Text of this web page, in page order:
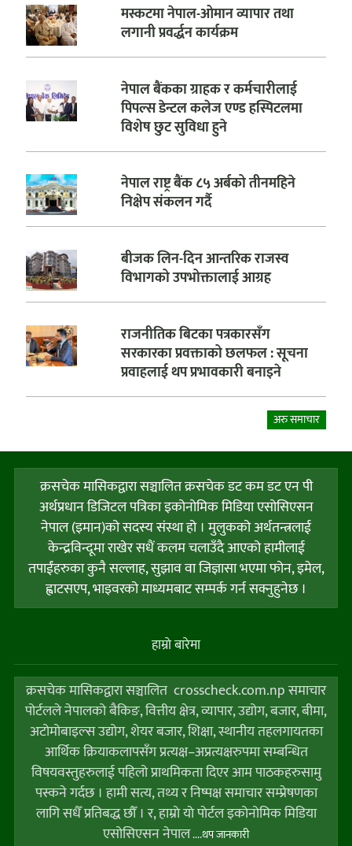
मस्कटमा नेपाल-ओमान व्यापार तथा
लगानी प्रवर्द्धन कार्यक्रम
नेपाल बैंकका ग्राहक र कर्मचारीलाई
पिपल्स डेन्टल कलेज एण्ड हस्पिटलमा
विशेष छुट सुविधा हुने
नेपाल राष्ट्र बैंक ८५ अर्बको तीनमहिने
निक्षेप संकलन गर्दै
बीजक लिन-दिन आन्तरिक राजस्व
विभागको उपभोक्तालाई आग्रह
राजनीतिक बिटका पत्रकारसँग
सरकारका प्रवक्ताको छलफल : सूचना
प्रवाहलाई थप प्रभावकारी बनाइने
अरु समाचार
क्रसचेक मासिकद्वारा सञ्चालित क्रसचेक डट कम डट एन पी
अर्थप्रधान डिजिटल पत्रिका इकोनोमिक मिडिया एसोसिएसन
नेपाल (इमान)को सदस्य संस्था हो । मुलुकको अर्थतन्त्रलाई
केन्द्रविन्दूमा राखेर सधैं कलम चलाउँदै आएको हामीलाई
तपाईंहरुका कुनै सल्लाह, सुझाव वा जिज्ञासा भएमा फोन, इमेल,
ह्वाटसएप, भाइवरको माध्यमबाट सम्पर्क गर्न सक्नुहुनेछ ।
हाम्राे बारेमा
क्रसचेक मासिकद्वारा सञ्चालित crosscheck.com.np समाचार
पोर्टलले नेपालको बैकिङ, वित्तीय क्षेत्र, व्यापार, उद्योग, बजार, बीमा,
अटोमोबाइल्स उद्योग, शेयर बजार, शिक्षा, स्थानीय तहलगायतका
आर्थिक क्रियाकलापसँग प्रत्यक्ष–अप्रत्यक्षरुपमा सम्बन्धित
विषयवस्तुहरुलाई पहिलो प्राथमिकता दिएर आम पाठकहरुसामु
पस्कने गर्दछ । हामी सत्य, तथ्य र निष्पक्ष समाचार सम्प्रेषणका
लागि सधैँ प्रतिबद्ध छौँ । र, हाम्राे याे पाेर्टल इकोनोमिक मिडिया
एसोसिएसन नेपाल....थप जानकारी